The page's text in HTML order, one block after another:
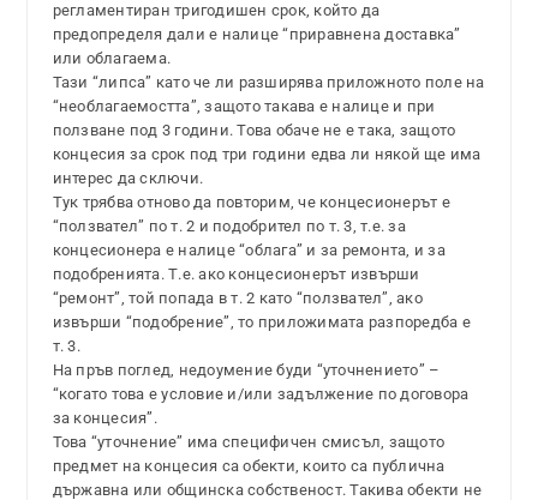
регламентиран тригодишен срок, който да
предопределя дали е налице “приравнена доставка”
или облагаема.
Тази “липса” като че ли разширява приложното поле на
“необлагаемостта”, защото такава е налице и при
ползване под 3 години. Това обаче не е така, защото
концесия за срок под три години едва ли някой ще има
интерес да сключи.
Тук трябва отново да повторим, че концесионерът е
“ползвател” по т. 2 и подобрител по т. 3, т.е. за
концесионера е налице “облага” и за ремонта, и за
подобренията. Т.е. ако концесионерът извърши
“ремонт”, той попада в т. 2 като “ползвател”, ако
извърши “подобрение”, то приложимата разпоредба е
т. 3.
На пръв поглед, недоумение буди “уточнението” –
“когато това е условие и/или задължение по договора
за концесия”.
Това “уточнение” има специфичен смисъл, защото
предмет на концесия са обекти, които са публична
държавна или общинска собственост. Такива обекти не